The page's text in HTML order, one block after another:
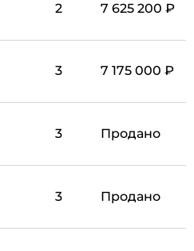
2 7 625 200 ₽
3 7 175 000 ₽
3 Продано
3 Продано